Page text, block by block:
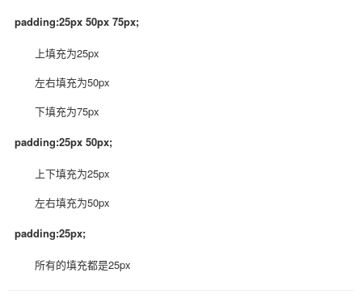
padding:25px 50px 75px;
上填充为25px
左右填充为50px
下填充为75px
padding:25px 50px;
上下填充为25px
左右填充为50px
padding:25px;
所有的填充都是25px